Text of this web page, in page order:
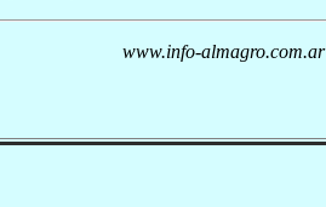
www.info-